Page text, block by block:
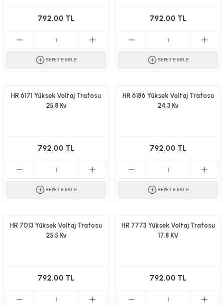
792,00 TL
SEPETE EKLE
792,00 TL
SEPETE EKLE
HR 6171 Yüksek Voltaj Trafosu
25.8 Kv
792,00 TL
SEPETE EKLE
HR 6186 Yüksek Voltaj Trafosu
24.3 Kv
792,00 TL
SEPETE EKLE
HR 7013 Yüksek Voltaj Trafosu
25.5 Kv
792,00 TL
HR 7773 Yüksek Voltaj Trafosu
17.8 KV
792,00 TL